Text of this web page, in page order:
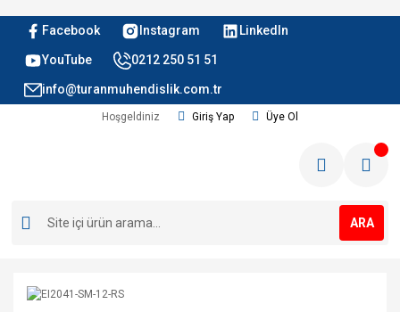
Facebook Instagram LinkedIn
YouTube 0212 250 51 51
info@turanmuhendislik.com.tr
Hoşgeldiniz Giriş Yap Üye Ol
ARA